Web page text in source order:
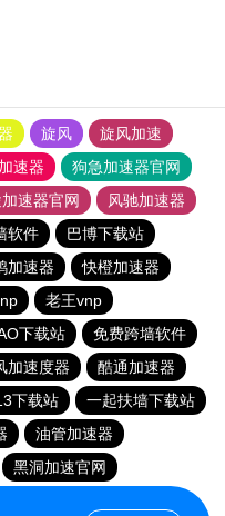
旋风
旋风加速
速器
狗急加速器官网
速器官网
风驰加速器
软件
巴博下载站
加速器
快橙加速器
老王vnp
下载站
免费跨墙软件
加速度器
酷通加速器
下载站
一起扶墙下载站
油管加速器
黑洞加速官网